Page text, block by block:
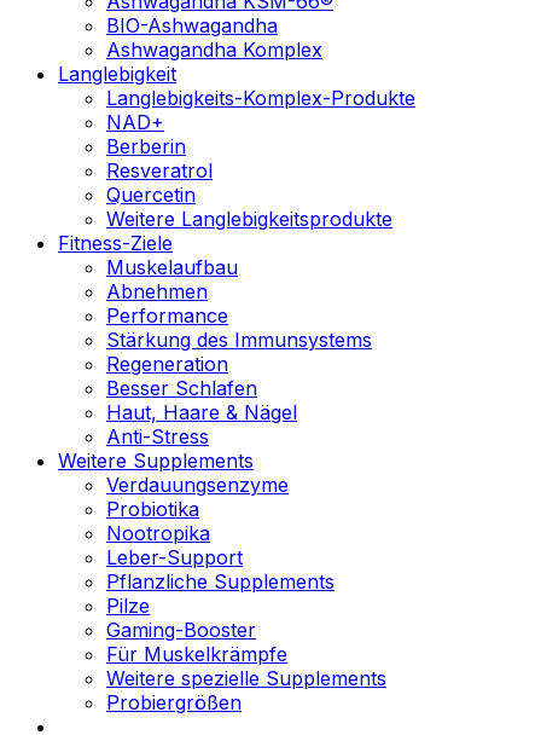
BIO-Ashwagandha
Ashwagandha Komplex
Langlebigkeit
Langlebigkeits-Komplex-Produkte
NAD+
Berberin
Resveratrol
Quercetin
Weitere Langlebigkeitsprodukte
Fitness-Ziele
Muskelaufbau
Abnehmen
Performance
Stärkung des Immunsystems
Regeneration
Besser Schlafen
Haut, Haare & Nägel
Anti-Stress
Weitere Supplements
Verdauungsenzyme
Probiotika
Nootropika
Leber-Support
Pflanzliche Supplements
Pilze
Gaming-Booster
Für Muskelkrämpfe
Weitere spezielle Supplements
Probiergrößen